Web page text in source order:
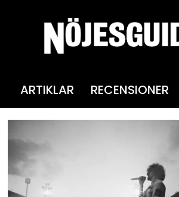
ARTIKLAR RECENSIONER